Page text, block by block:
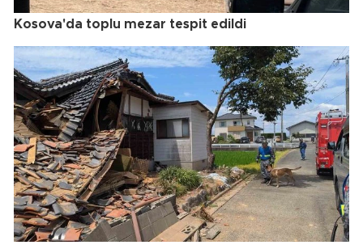
Kosova'da toplu mezar tespit edildi